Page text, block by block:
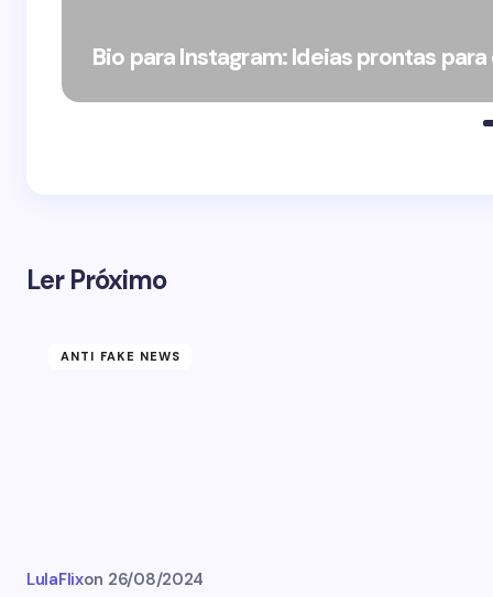
Bio para Instagram: Ideias prontas
Ler Próximo
ANTI FAKE NEWS
LulaFlixon 26/08/2024